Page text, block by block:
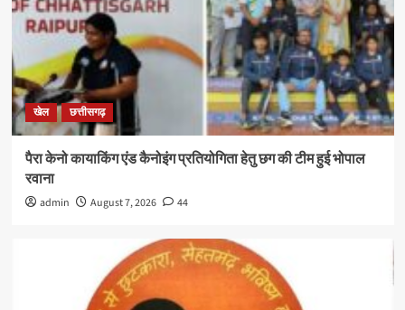
खेल छत्तीसगढ़
पैरा केनो कायाकिंग एंड कैनोइंग प्रतियोगिता हेतु छग की टीम हुई भोपाल
रवाना
admin August 7, 2026 44